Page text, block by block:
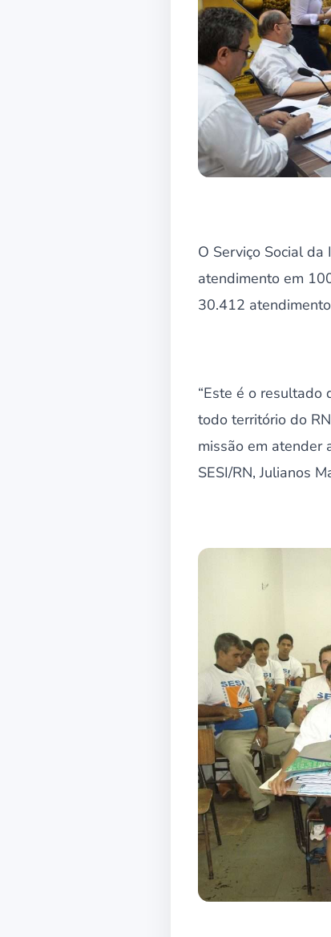
O Serviço Social
atendimento em
30.412
“Este é o resultado
todo território do
missão em atender
SESI/RN, Julianos